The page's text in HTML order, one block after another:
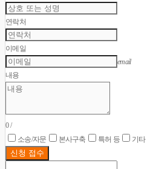
연락처
이메일
email
내용
0/
소송/자문
본사구축 특허 등 기타
신청 접수